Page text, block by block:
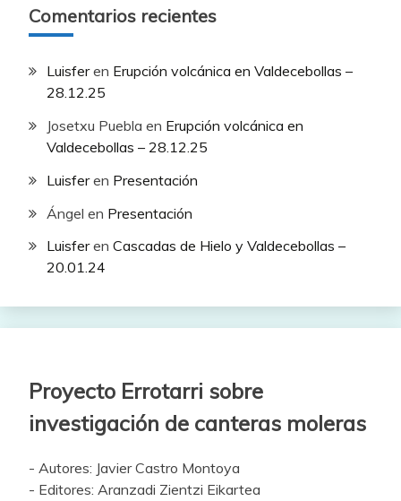
Comentarios recientes
Luisferen Erupción volcánica en Valdecebollas –
28.12.25
Josetxu Puebla en Erupción volcánica en
Valdecebollas – 28.12.25
Luisferen Presentación
Ángel en Presentación
Luisferen Cascadas de Hielo y Valdecebollas –
20.01.24
Proyecto Errotarri sobre
investigación de canteras moleras
- Autores: Javier Castro Montoya
- Editores: Aranzadi Zientzi Eikartea